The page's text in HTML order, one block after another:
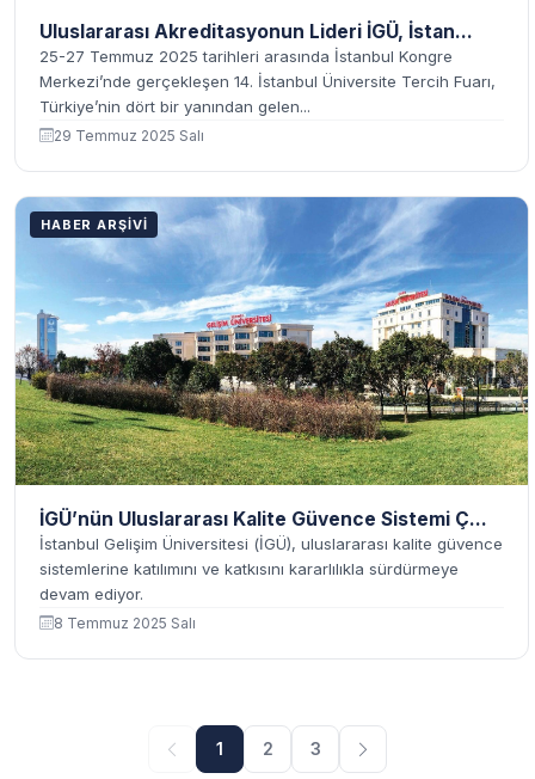
Uluslararası Akreditasyonun Lideri İGÜ, İstan...
25-27 Temmuz 2025 tarihleri arasında İstanbul Kongre
Merkezi’nde gerçekleşen 14. İstanbul Üniversite Tercih Fuarı,
Türkiye’nin dört bir yanından gelen...
29 Temmuz 2025 Salı
HABER ARŞIVI
İGÜ’nün Uluslararası Kalite Güvence Sistemi Ç...
İstanbul Gelişim Üniversitesi (İGÜ), uluslararası kalite güvence
sistemlerine katılımını ve katkısını kararlılıkla sürdürmeye
devam ediyor.
8 Temmuz 2025 Salı
1 2 3